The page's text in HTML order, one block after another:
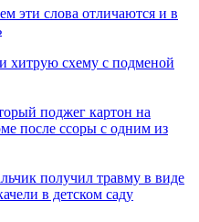
эти слова отличаются и в
хитрую схему с подменой
поджег картон на
после ссоры с одним из
получил травму в виде
в детском саду